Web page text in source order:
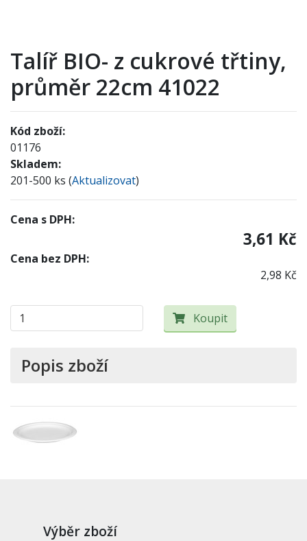
Talíř BIO- z cukrové třtiny,
průměr 22cm 41022
Kód zboží:
01176
Skladem:
201-500 ks (Aktualizovat)
Cena s DPH:
3,61 Kč
Cena bez DPH:
2,98 Kč
Koupit
Popis zboží
Výběr zboží